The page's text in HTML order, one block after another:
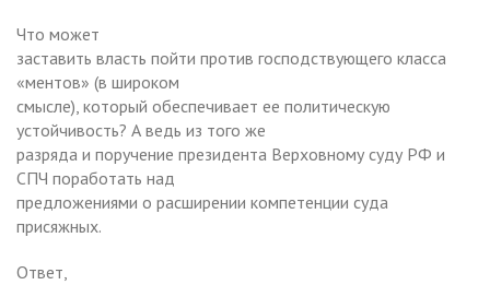
Что может
заставить власть пойти против господствующего класса
«ментов» (в широком
смысле), который обеспечивает ее политическую
устойчивость? А ведь из того же
разряда и поручение президента Верховному суду РФ и
СПЧ поработать над
предложениями о расширении компетенции суда
присяжных.
Ответ,